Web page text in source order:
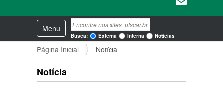
D
O
Busca
Busca Avançada…
Busca: Externa Interna Notícias
v
Toggle navigation
Página Inicial Notícia
Notícia